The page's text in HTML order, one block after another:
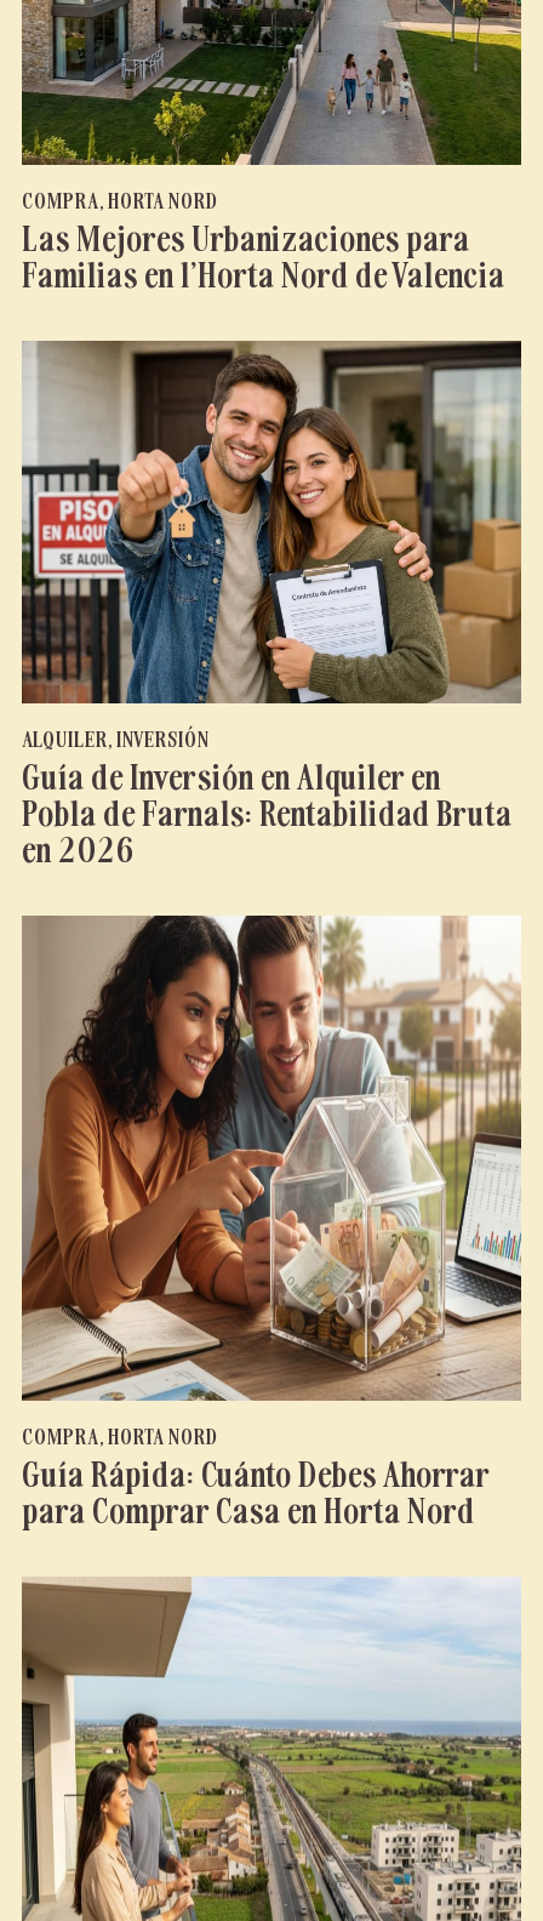
Las Mejores Urbanizaciones para
Familias en l’Horta Nord de Valencia
COMPRA,HORTA NORD
Guía de Inversión en Alquiler en
Pobla de Farnals: Rentabilidad Bruta
en 2026
ALQUILER,INVERSIÓN
Guía Rápida: Cuánto Debes Ahorrar
para Comprar Casa en Horta Nord
COMPRA,HORTA NORD